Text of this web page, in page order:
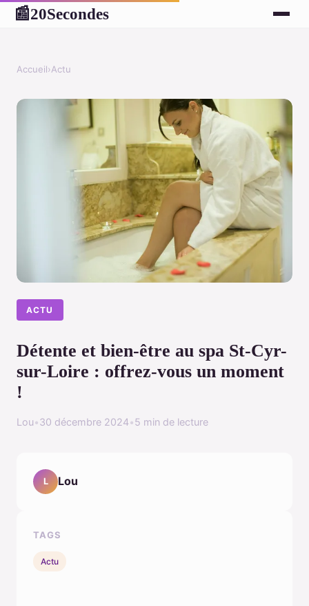
📰20Secondes
Accueil›Actu
ACTU
Détente et bien-être au spa St-Cyr-
sur-Loire : offrez-vous un moment
!
Lou•30 décembre 2024•5 min de lecture
L Lou
TAGS
Actu